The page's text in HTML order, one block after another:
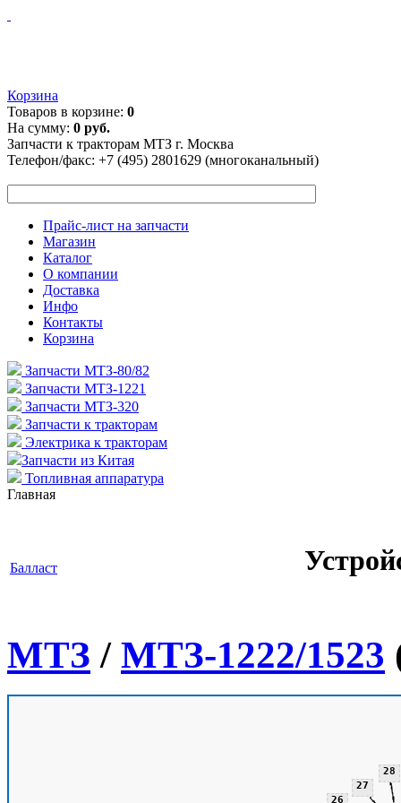
Корзина
Товаров в корзине: 0
На сумму: 0 руб.
Запчасти к тракторам МТЗ г. Москва
Телефон/факс: +7 (495) 2801629 (многоканальный)
Прайс-лист на запчасти
Магазин
Каталог
О компании
Доставка
Инфо
Контакты
Корзина
Запчасти МТЗ-80/82
Запчасти МТЗ-1221
Запчасти МТЗ-320
Запчасти к тракторам
Электрика к тракторам
Запчасти из Китая
Топливная аппаратура
Главная
Балласт
МТЗ / МТЗ-1222/1523
26
27
28